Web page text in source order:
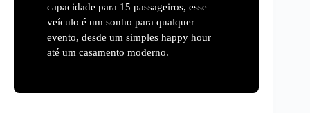
capacidade para 15 passageiros, esse
veículo é um sonho para qualquer
evento, desde um simples happy hour
até um casamento moderno.